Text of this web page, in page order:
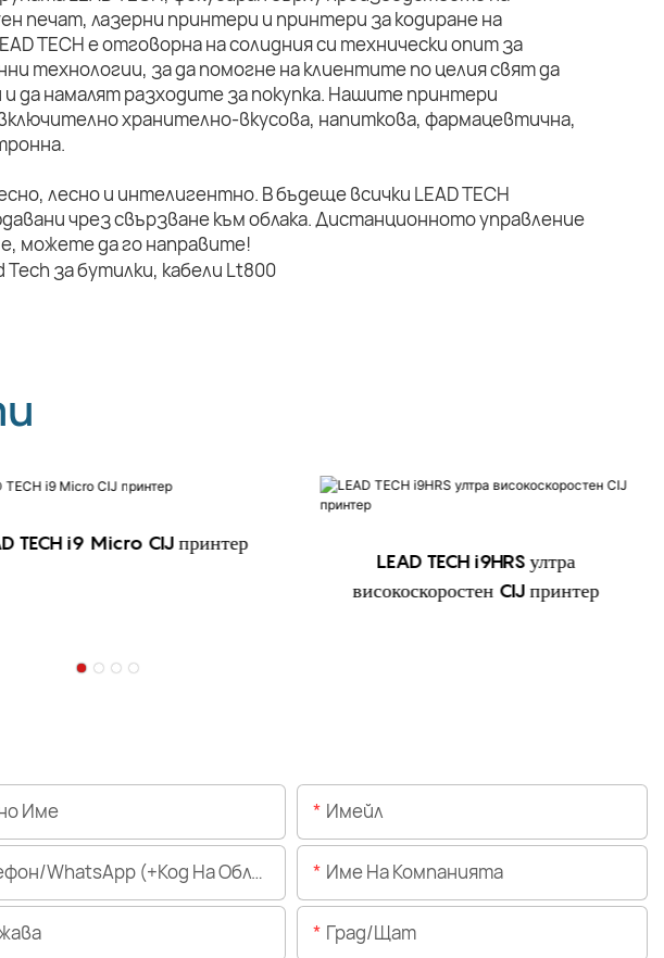
печат, лазерни принтери и принтери за кодиране на
TECH е отговорна на солидния си технически опит за
технологии, за да помогне на клиентите по целия свят да
да намалят разходите за покупка. Нашите принтери
хранително-вкусова, напиткова, фармацевтична,
лесно и интелигентно. В бъдеще всички LEAD TECH
чрез свързване към облака. Дистанционното управление
можете да го направите!
TECH i9 Micro CIJ принтер
LEAD TECH i9HRS ултра
високоскоростен CIJ принтер
Име Имейл
WhatsApp (+Код На Областта) Име На Компанията
Град/щат